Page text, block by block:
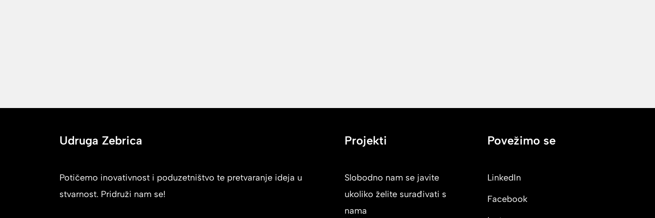
Udruga Zebrica
Potičemo inovativnost i poduzetništvo te pretvaranje ideja u
stvarnost. Pridruži nam se!
Projekti
Slobodno nam se javite
ukoliko želite surađivati s
nama
Povežimo se
LinkedIn
Facebook